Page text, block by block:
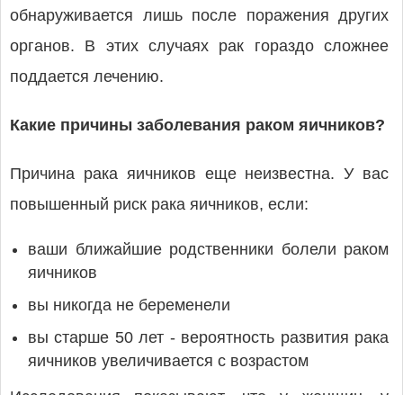
обнаруживается лишь после поражения других
органов. В этих случаях рак гораздо сложнее
поддается лечению.
Какие причины заболевания раком яичников?
Причина рака яичников еще неизвестна. У вас
повышенный риск рака яичников, если:
ваши ближайшие родственники болели раком
яичников
вы никогда не беременели
вы старше 50 лет - вероятность развития рака
яичников увеличивается с возрастом